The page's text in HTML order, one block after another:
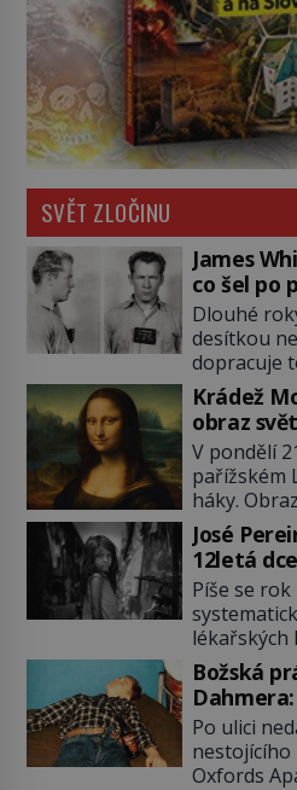
SVĚT ZLOČINU
James
co šel po
Dlouhé
desítkou
dopracuje
po
2011). To
na 19
drogový
odstranit z
zatímco […]
Krádež
obraz
nezvěstný
V pondělí
pařížském
háky.
svět, je
nemyslí,
Mona Lisa
dílně nebo
ukáže
největších
José
12letá
vědí!
Píše se
lékařských
ležící asi
nesedí.
mladá
ty děti byly
Božská
tratolišti
Po ulici
Oxfords